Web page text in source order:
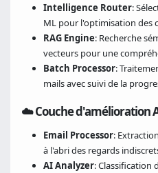
Intelligence Router:
ML pour l'optimisation des
RAG Engine: Recherche
vecteurs pour une
Batch Processor:
mails avec suivi de la
☁️ Couche d'amélioration
Email Processor:
à l'abri des regards
AI Analyzer: Classification